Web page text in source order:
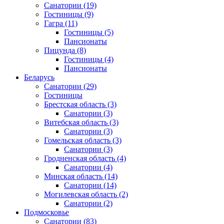
Санатории (19)
Гостиницы (9)
Гагра (11)
Гостиницы (5)
Пансионаты
Пицунда (8)
Гостиницы (4)
Пансионаты
Беларусь
Санатории (29)
Гостиницы
Брестская область (3)
Санатории (3)
Витебская область (3)
Санатории (3)
Гомельская область (3)
Санатории (3)
Гродненская область (4)
Санатории (4)
Минская область (14)
Санатории (14)
Могилевская область (2)
Санатории (2)
Подмосковье
Санатории (83)